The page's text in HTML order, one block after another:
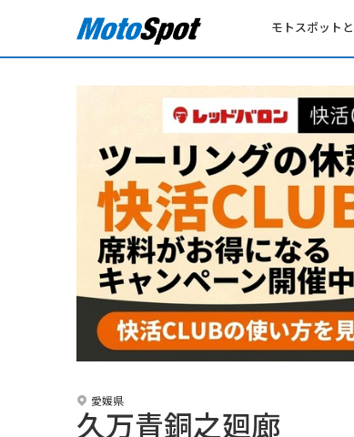
モトスポット
愛媛県
久万青銅之廻廊